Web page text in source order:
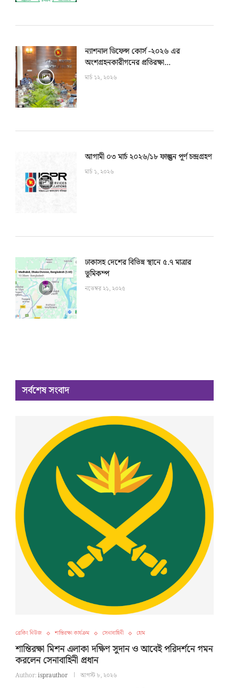
ন্যাশনাল ডিফেন্স কোর্স -২০২৬ এর
অংশগ্রহনকারীগনের প্রতিরক্ষা...
মার্চ ১২, ২০২৬
আগামী ০৩ মার্চ ২০২৬/১৮ ফাল্গুন পূর্ণ চন্দ্রগ্রহণ
মার্চ ১, ২০২৬
ঢাকাসহ দেশের বিভিন্ন স্থানে ৫.৭ মাত্রার
ভূমিকম্প
নভেম্বর ২১, ২০২৫
সর্বশেষ সংবাদ
ব্রেকিং নিউজ শান্তিরক্ষা কার্যক্রম সেনাবাহিনী হোম
শান্তিরক্ষা মিশন এলাকা দক্ষিণ সুদান ও আবেই পরিদর্শনে গমন
করলেন সেনাবাহিনী প্রধান
Author:isprauthor আগস্ট ৮, ২০২৬